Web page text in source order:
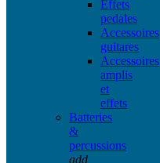
Effets
pedales
Accessoires
guitares
Accessoires
amplis
et
effets
Batteries
&
percussions
add